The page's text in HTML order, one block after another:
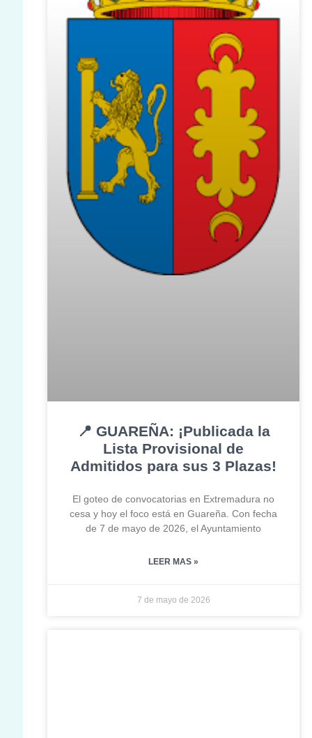
📍 GUAREÑA: ¡Publicada la
Lista Provisional de
Admitidos para sus 3 Plazas!
El goteo de convocatorias en Extremadura no
cesa y hoy el foco está en Guareña. Con fecha
de 7 de mayo de 2026, el Ayuntamiento
LEER MAS »
7 de mayo de 2026